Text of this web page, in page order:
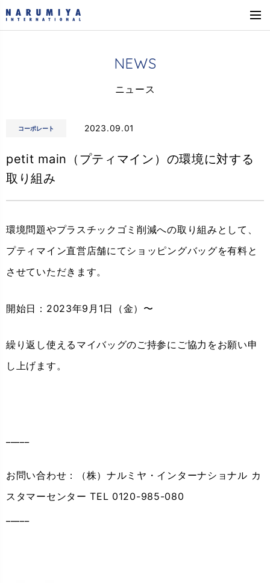
NEWS
ニュ ース
コーポレート 2023.09.01
petit main（プティマイン）の環境に対する
取り組み
環境問題やプラスチックゴミ削減への取り組みとして、
プティマイン直営店舗にてショッピングバッグを有料と
させていただきます。
開始日：2023年9月1日（金）〜
繰り返し使えるマイバッグのご持参にご協力をお願い申
し上げます。
お問い合わせ：（株）ナルミヤ・インターナショナル カ
スタマーセンター TEL 0120-985-080